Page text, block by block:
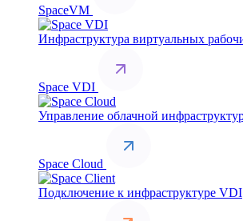
SpaceVM
Инфраструктура виртуальных
Space VDI
Управление облачной
Space Cloud
Подключение к инфраструктуре VDI